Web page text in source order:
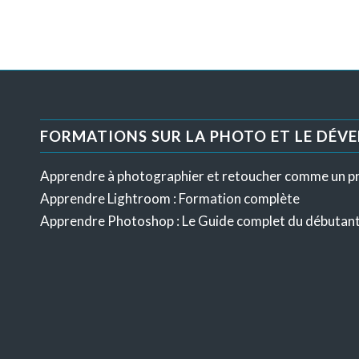
FORMATIONS SUR LA PHOTO ET LE
Apprendre à photographier et retoucher comme un
Apprendre Lightroom : Formation complète
Apprendre Photoshop : Le Guide complet du débutant